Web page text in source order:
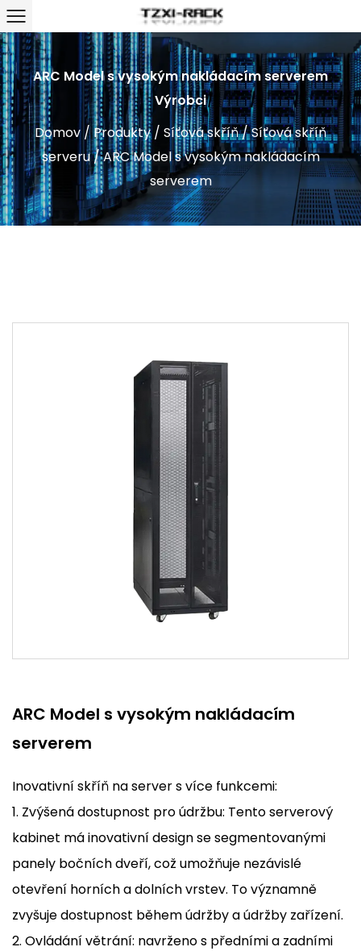
ARC Model s vysokým nakládacím serverem
Výrobci
Domov /Produkty/ Síťová skříň/Síťová skříň
serveru/ARC Model s vysokým nakládacím
serverem
ARC Model s vysokým nakládacím
serverem
Inovativní skříň na server s více funkcemi:
1. Zvýšená dostupnost pro údržbu: Tento serverový
kabinet má inovativní design se segmentovanými
panely bočních dveří, což umožňuje nezávislé
otevření horních a dolních vrstev. To významně
zvyšuje dostupnost během údržby a údržby zařízení.
2. Ovládání větrání: navrženo s předními a zadními